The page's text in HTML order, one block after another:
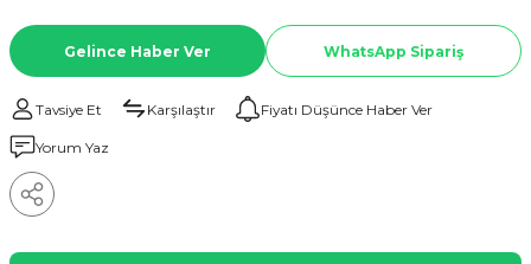
Gelince Haber Ver WhatsApp Sipariş
Tavsiye Et Karşılaştır Fiyatı Düşünce Haber Ver
Yorum Yaz